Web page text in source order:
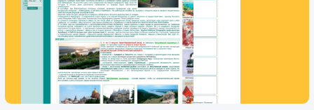
+25% +64% +5535